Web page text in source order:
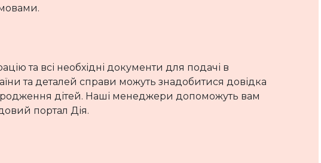
та всі необхідні документи для подачі в
та деталей справи можуть знадобитися довідка
дітей. Наші менеджери допоможуть вам
портал Дія.